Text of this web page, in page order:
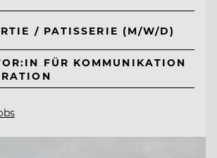
/ PATISSERIE (M/W/D)
FÜR KOMMUNIKATION